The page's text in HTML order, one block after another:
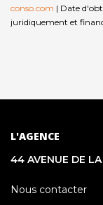
conso.com | Date
juridiquement et
L'AGENCE
44 AVENUE DE
Nous contacter